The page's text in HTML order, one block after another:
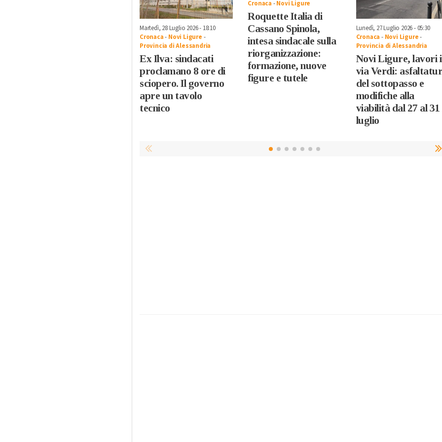
Martedì, 28 Luglio 2026 - 18:10
Cronaca- Novi Ligure -
Provincia di Alessandria
Ex Ilva: sindacati
proclamano 8 ore di
sciopero. Il governo
apre un tavolo
tecnico
Cronaca -Novi Ligure
Roquette Italia di
Cassano Spinola,
intesa sindacale sulla
riorganizzazione:
formazione, nuove
figure e tutele
Lunedì, 27 Luglio 2026 - 05:30
Cronaca - Novi Ligure-
Provincia di Alessandria
Novi Ligure, lavori
via Verdi:
del sottopasso e
modifiche alla
viabilità dal 27 al 31
luglio